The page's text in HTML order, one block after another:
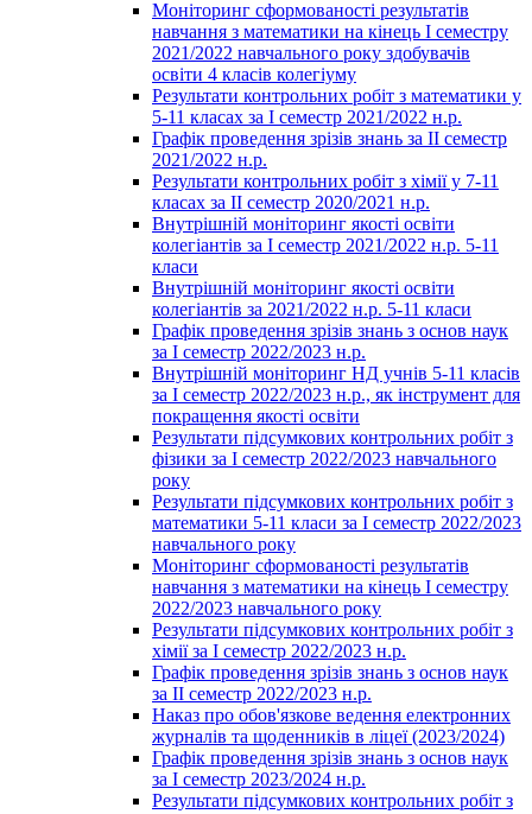
Моніторинг сформованості результатів
навчання з математики на кінець І семестру
2021/2022 навчального року здобувачів
освіти 4 класів колегіуму
Результати контрольних робіт з математики у
5-11 класах за І семестр 2021/2022 н.р.
Графік проведення зрізів знань за ІІ семестр
2021/2022 н.р.
Результати контрольних робіт з хімії у 7-11
класах за ІІ семестр 2020/2021 н.р.
Внутрішній моніторинг якості освіти
колегіантів за І семестр 2021/2022 н.р. 5-11
класи
Внутрішній моніторинг якості освіти
колегіантів за 2021/2022 н.р. 5-11 класи
Графік проведення зрізів знань з основ наук
за І семестр 2022/2023 н.р.
Внутрішній моніторинг НД учнів 5-11 класів
за І семестр 2022/2023 н.р., як інструмент для
покращення якості освіти
Результати підсумкових контрольних робіт з
фізики за І семестр 2022/2023 навчального
року
Результати підсумкових контрольних робіт з
математики 5-11 класи за І семестр 2022/2023
навчального року
Моніторинг сформованості результатів
навчання з математики на кінець І семестру
2022/2023 навчального року
Результати підсумкових контрольних робіт з
хімії за І семестр 2022/2023 н.р.
Графік проведення зрізів знань з основ наук
за ІІ семестр 2022/2023 н.р.
Наказ про обов'язкове ведення електронних
журналів та щоденників в ліцеї (2023/2024)
Графік проведення зрізів знань з основ наук
за І семестр 2023/2024 н.р.
Результати підсумкових контрольних робіт з